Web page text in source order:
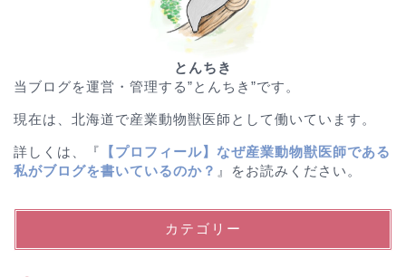
とんちき
当ブログを運営・管理する”とんちき”です。
現在は、北海道で産業動物獣医師として働いています。
詳しくは、『
【プロフィール】なぜ産業動物獣医師である
私がブログを書いているのか？ 』をお読みください。
カテゴリー